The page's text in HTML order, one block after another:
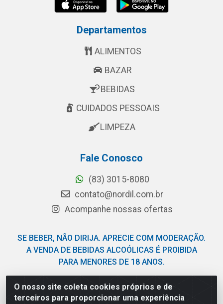
O nosso site coleta cookies próprios e de
terceiros para proporcionar uma experiência
Departamentos
ALIMENTOS
BAZAR
BEBIDAS
CUIDADOS PESSOAIS
LIMPEZA
Fale Conosco
(83) 3015-8080
contato@nordil.com.br
Acompanhe nossas ofertas
SE BEBER, NÃO DIRIJA. APRECIE COM MODERAÇÃO.
A VENDA DE BEBIDAS ALCOÓLICAS É PROIBIDA
PARA MENORES DE 18 ANOS.
Nordil Distribuidora - Avenida Liberdade, 2738, Bloco F -